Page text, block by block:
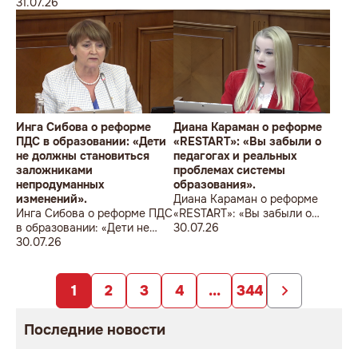
время, включая
несовершеннолетнего
юношу
Инга Сибова о реформе
ПДС в образовании: «Дети
не должны становиться
заложниками
непродуманных
изменений».
Инга Сибова о реформе ПДС
в образовании: «Дети не
должны становиться
непродуманных изменений».
30.07.26
Диана Караман о реформе
«RESTART»: «Вы забыли о
педагогах и реальных
проблемах системы
образования».
Диана Караман о реформе
«RESTART»: «Вы забыли о
педагогах и реальных
30.07.26
1 2 3 4 ... 344
Последние новости